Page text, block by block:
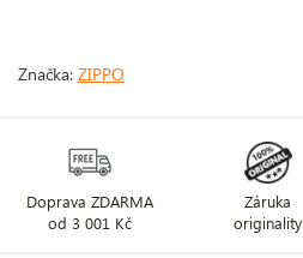
Značka: ZIPPO
Doprava ZDARMA
od 3 001 Kč
Záruka
originality